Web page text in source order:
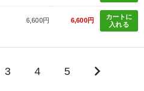
6,600円 6,600円
カートに
入れる
3 4 5 keyboard_arrow_right